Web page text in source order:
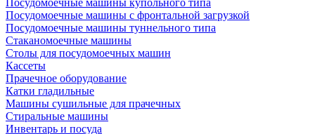
Посудомоечные машины купольного типа
Посудомоечные машины с фронтальной загрузкой
Посудомоечные машины туннельного типа
Стаканомоечные машины
Столы для посудомоечных машин
Кассеты
Прачечное оборудование
Катки гладильные
Машины сушильные для прачечных
Стиральные машины
Инвентарь и посуда